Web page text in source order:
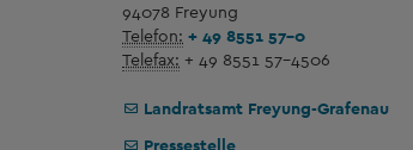
94078 Freyung
Telefon: + 49 8551 57-0
Telefax: + 49 8551 57-4506
Landratsamt Freyung-Grafenau
Pressestelle